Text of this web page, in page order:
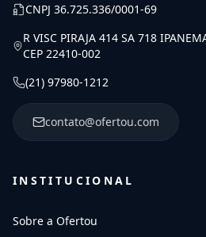
CNPJ 36.725.336/0001-69
R VISC PIRAJA 414 SA 718
CEP 22410-002
(21) 97980-1212
contato@ofertou.com
INSTITUCIONAL
Sobre a Ofertou